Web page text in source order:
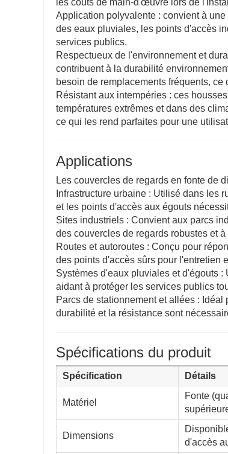
les coûts de main-d'œuvre lors de
Application polyvalente : convient à
des eaux pluviales, les points d'accès
services publics.
Respectueux de l'environnement et
contribuent à la durabilité
besoin de remplacements fréquents, ce
Résistant aux intempéries : ces
températures extrêmes et dans des
ce qui les rend parfaites pour une
Applications
Les couvercles de regards en fonte de
Infrastructure urbaine : Utilisé dans les
et les points d'accès aux égouts
Sites industriels : Convient aux parcs
des couvercles de regards robustes et
Routes et autoroutes : Conçu pour
des points d'accès sûrs pour l'entretien
Systèmes d'eaux pluviales et d'égouts
aidant à protéger les services publics
Parcs de stationnement et allées :
durabilité et la résistance sont
Spécifications du produit
Spécification Détails
Matériel
Fonte
Dimensions
d'accès